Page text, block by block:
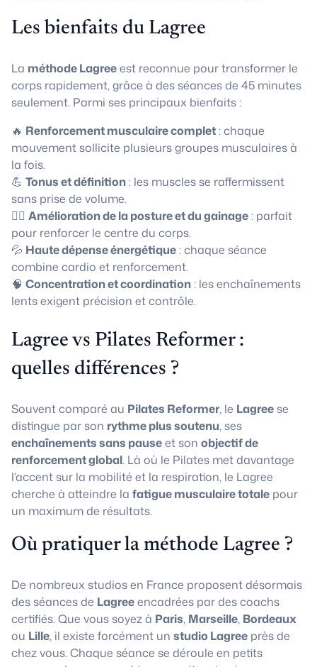
Les bienfaits du Lagree
La méthode Lagreeest reconnue pour transformer le
corps rapidement, grâce à des séances de 45 minutes
seulement. Parmi ses principaux bienfaits :
🔥 Renforcement musculaire complet: chaque
mouvement sollicite plusieurs groupes musculaires à
la fois.
💪 Tonus et définition: les muscles se raffermissent
sans prise de volume.
🧘‍♀️ Amélioration de la posture et du gainage: parfait
pour renforcer le centre du corps.
💦 Haute dépense énergétique: chaque séance
combine cardio et renforcement.
🧠 Concentration et coordination: les enchaînements
lents exigent précision et contrôle.
Lagree vs Pilates Reformer :
quelles différences ?
Souvent comparé au Pilates Reformer, le Lagree se
distingue par son rythme plus soutenu, ses
enchaînements sans pauseet son objectif de
renforcement global. Là où le Pilates met davantage
l’accent sur la mobilité et la respiration, le Lagree
cherche à atteindre la fatigue musculaire totale pour
un maximum de résultats.
Où pratiquer la méthode Lagree ?
De nombreux studios en France proposent désormais
des séances de Lagreeencadrées par des coachs
certifiés. Que vous soyez à Paris, Marseille, Bordeaux
ou Lille, il existe forcément un studio Lagree près de
chez vous. Chaque séance se déroule en petits